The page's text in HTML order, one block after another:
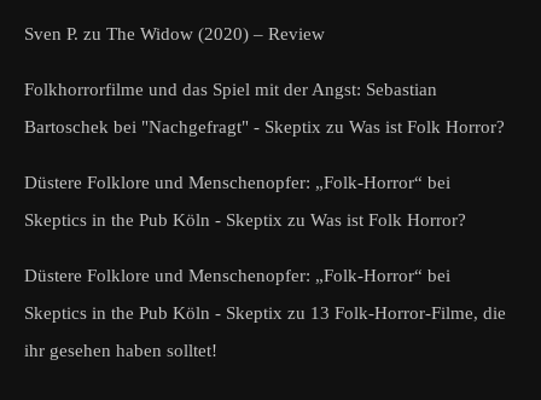
Sven P. zu The Widow (2020) – Review
Folkhorrorfilme und das Spiel mit der Angst: Sebastian
Bartoschek bei "Nachgefragt" - Skeptix zu Was ist Folk Horror?
Düstere Folklore und Menschenopfer: „Folk-Horror“ bei
Skeptics in the Pub Köln - Skeptix zu Was ist Folk Horror?
Düstere Folklore und Menschenopfer: „Folk-Horror“ bei
Skeptics in the Pub Köln - Skeptix zu 13 Folk-Horror-Filme, die
ihr gesehen haben solltet!